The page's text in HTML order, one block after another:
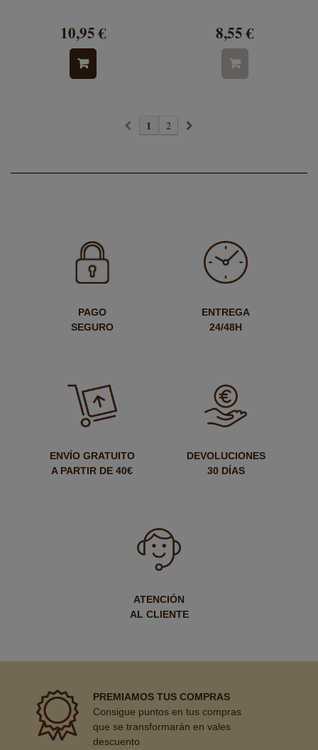
10,95 € 8,55 €
1 2
PAGO
SEGURO
ENTREGA
24/48H
ENVÍO GRATUITO
A PARTIR DE 40€
DEVOLUCIONES
30 DÍAS
ATENCIÓN
AL CLIENTE
PREMIAMOS TUS COMPRAS
Consigue puntos en tus compras
que se transformarán en vales
descuento